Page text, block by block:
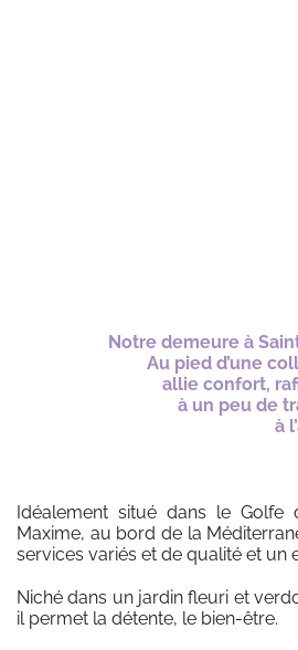
Notre demeure à
Au pied d’une
allie confort,
à un peu de
à
Idéalement situé dans le Golfe
Maxime, au bord de la
services variés et de qualité et un
Niché dans un jardin fleuri et
il permet la détente, le bien-être.